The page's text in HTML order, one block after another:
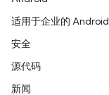
适用于企业的 Android
安全
源代码
新闻